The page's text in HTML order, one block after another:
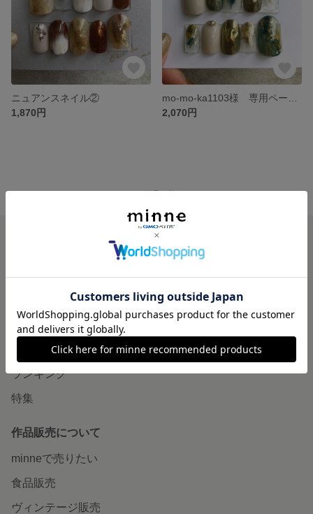
ニュアンスネイル②
1,870円
2,070円
minne ホーム URRRR'S NAIL の作品一覧
minneについて
minneで買いたい
作品をさがす
ショップをさがす
ランキング
特集
作品販売について
minneで売りたい
食品販売
ヴィンテージ販売